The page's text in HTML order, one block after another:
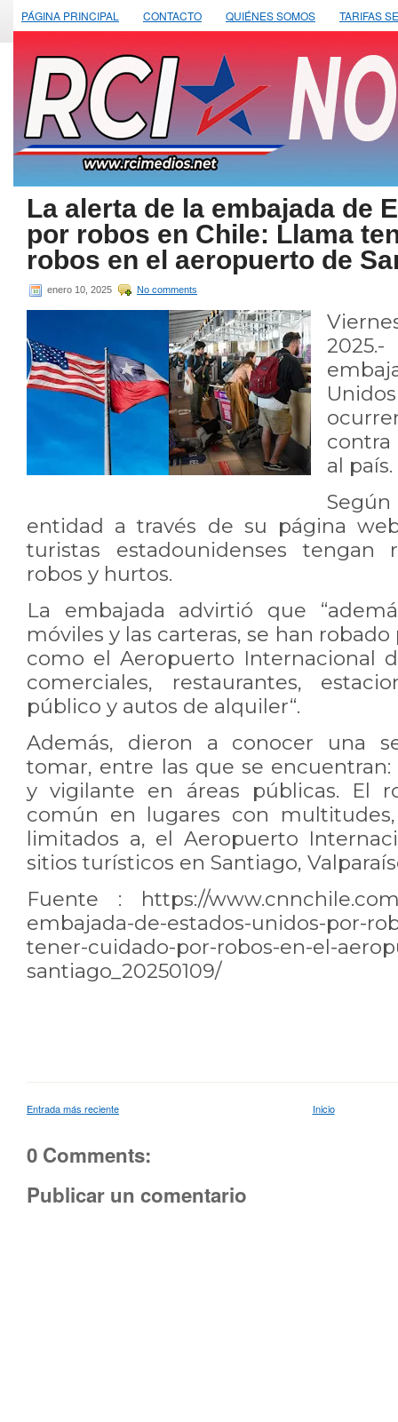
PÁGINA PRINCIPAL CONTACTO QUIÉNES SOMOS TARIFAS
La alerta de la embajada de
por robos en Chile: Llama
robos en el aeropuerto de
enero 10, 2025 No comments
2025.-
al país.
entidad a través de su página
turistas estadounidenses tengan
robos y hurtos.
La embajada advirtió que
móviles y las carteras, se han
como el Aeropuerto Internacional
comerciales, restaurantes,
público y autos de alquiler“.
Además, dieron a conocer una
tomar, entre las que se encuentran:
y vigilante en áreas públicas. El
común en lugares con
limitados a, el Aeropuerto
sitios turísticos en Santiago,
Fuente : https://
embajada-de-estados-unidos-por-
tener-cuidado-por-robos-en-el-
santiago_20250109/
Entrada más reciente Inicio
0 Comments:
Publicar un comentario